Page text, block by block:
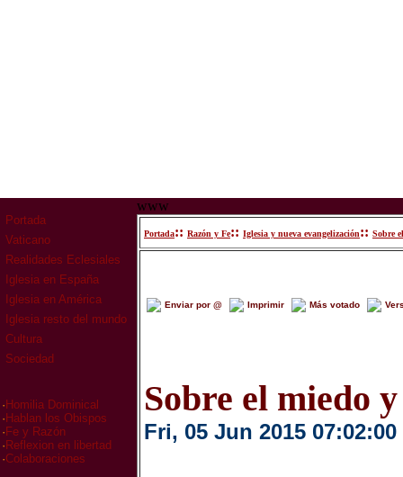
Portada
Vaticano
Realidades Eclesiales
Iglesia en España
Iglesia en América
Iglesia resto del mundo
Cultura
Sociedad
· Homilia Dominical
· Hablan los Obispos
· Fe y Razón
· Reflexion en libertad
·Colaboraciones
www
Portada:: Razón y Fe:: Iglesia y nueva evangelización:: Sobre
Enviar por @ Imprimir Más votado
Sobre el miedo
Fri, 05 Jun 2015 07:02:00